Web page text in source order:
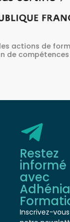
et
Habilité
Restez
informé
avec
Adhénia
Inscrivez-